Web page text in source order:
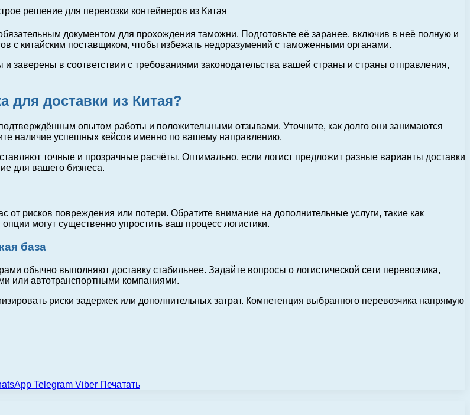
документом для прохождения таможни. Подготовьте её заранее, включив в неё полную и
с китайским поставщиком, чтобы избежать недоразумений с таможенными органами.
заверены в соответствии с требованиями законодательства вашей страны и страны отправления,
для доставки из Китая?
опытом работы и положительными отзывами. Уточните, как долго они занимаются
наличие успешных кейсов именно по вашему направлению.
точные и прозрачные расчёты. Оптимально, если логист предложит разные варианты доставки
для вашего бизнеса.
от рисков повреждения или потери. Обратите внимание на дополнительные услуги, такие как
могут существенно упростить ваш процесс логистики.
база
обычно выполняют доставку стабильнее. Задайте вопросы о логистической сети перевозчика,
или автотранспортными компаниями.
риски задержек или дополнительных затрат. Компетенция выбранного перевозчика напрямую
Telegram Viber Печатать